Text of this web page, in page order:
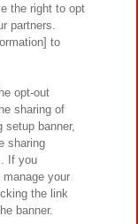
ィ方針と検証結果
問・お問い合わせ
the right to opt
partners.
to
opt-out
sharing of
setup banner,
sharing
If you
your
the link
banner.